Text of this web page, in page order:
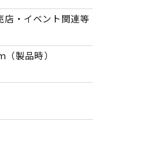
店・イベント関連等
製品時）